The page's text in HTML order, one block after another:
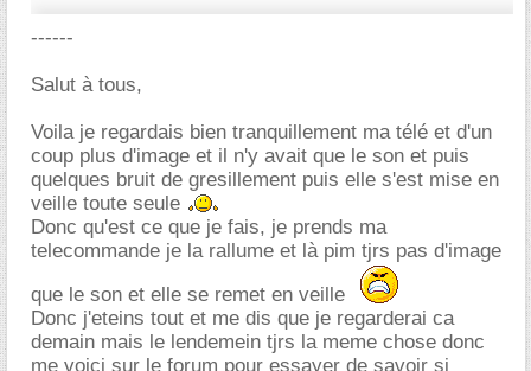
------
Salut à tous,
Voila je regardais bien tranquillement ma télé et d'un
coup plus d'image et il n'y avait que le son et puis
quelques bruit de gresillement puis elle s'est mise en
veille toute seule
Donc qu'est ce que je fais, je prends ma
telecommande je la rallume et là pim tjrs pas d'image
que le son et elle se remet en veille
Donc j'eteins tout et me dis que je regarderai ca
demain mais le lendemein tjrs la meme chose donc
me voici sur le forum pour essayer de savoir si